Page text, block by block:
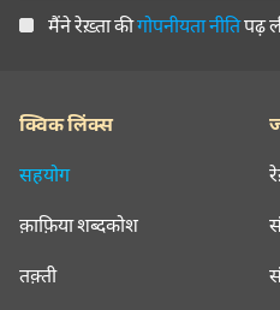
मैंने रेख़्ता कीगोपनीयता नीतिपढ़
क्विक लिंक्स
सहयोग
क़ाफ़िया शब्दकोश
तक़्ती